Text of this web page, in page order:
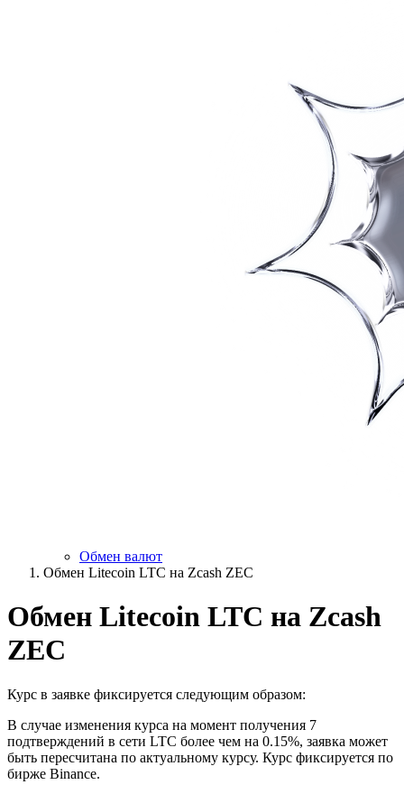
Обмен валют
Обмен Litecoin LTC на Zcash ZEC
Обмен Litecoin LTC на Zcash
ZEC
Курс в заявке фиксируется следующим образом:
В случае изменения курса на момент получения 7
подтверждений в сети LTC более чем на 0.15%, заявка может
быть пересчитана по актуальному курсу. Курс фиксируется по
бирже Binance.